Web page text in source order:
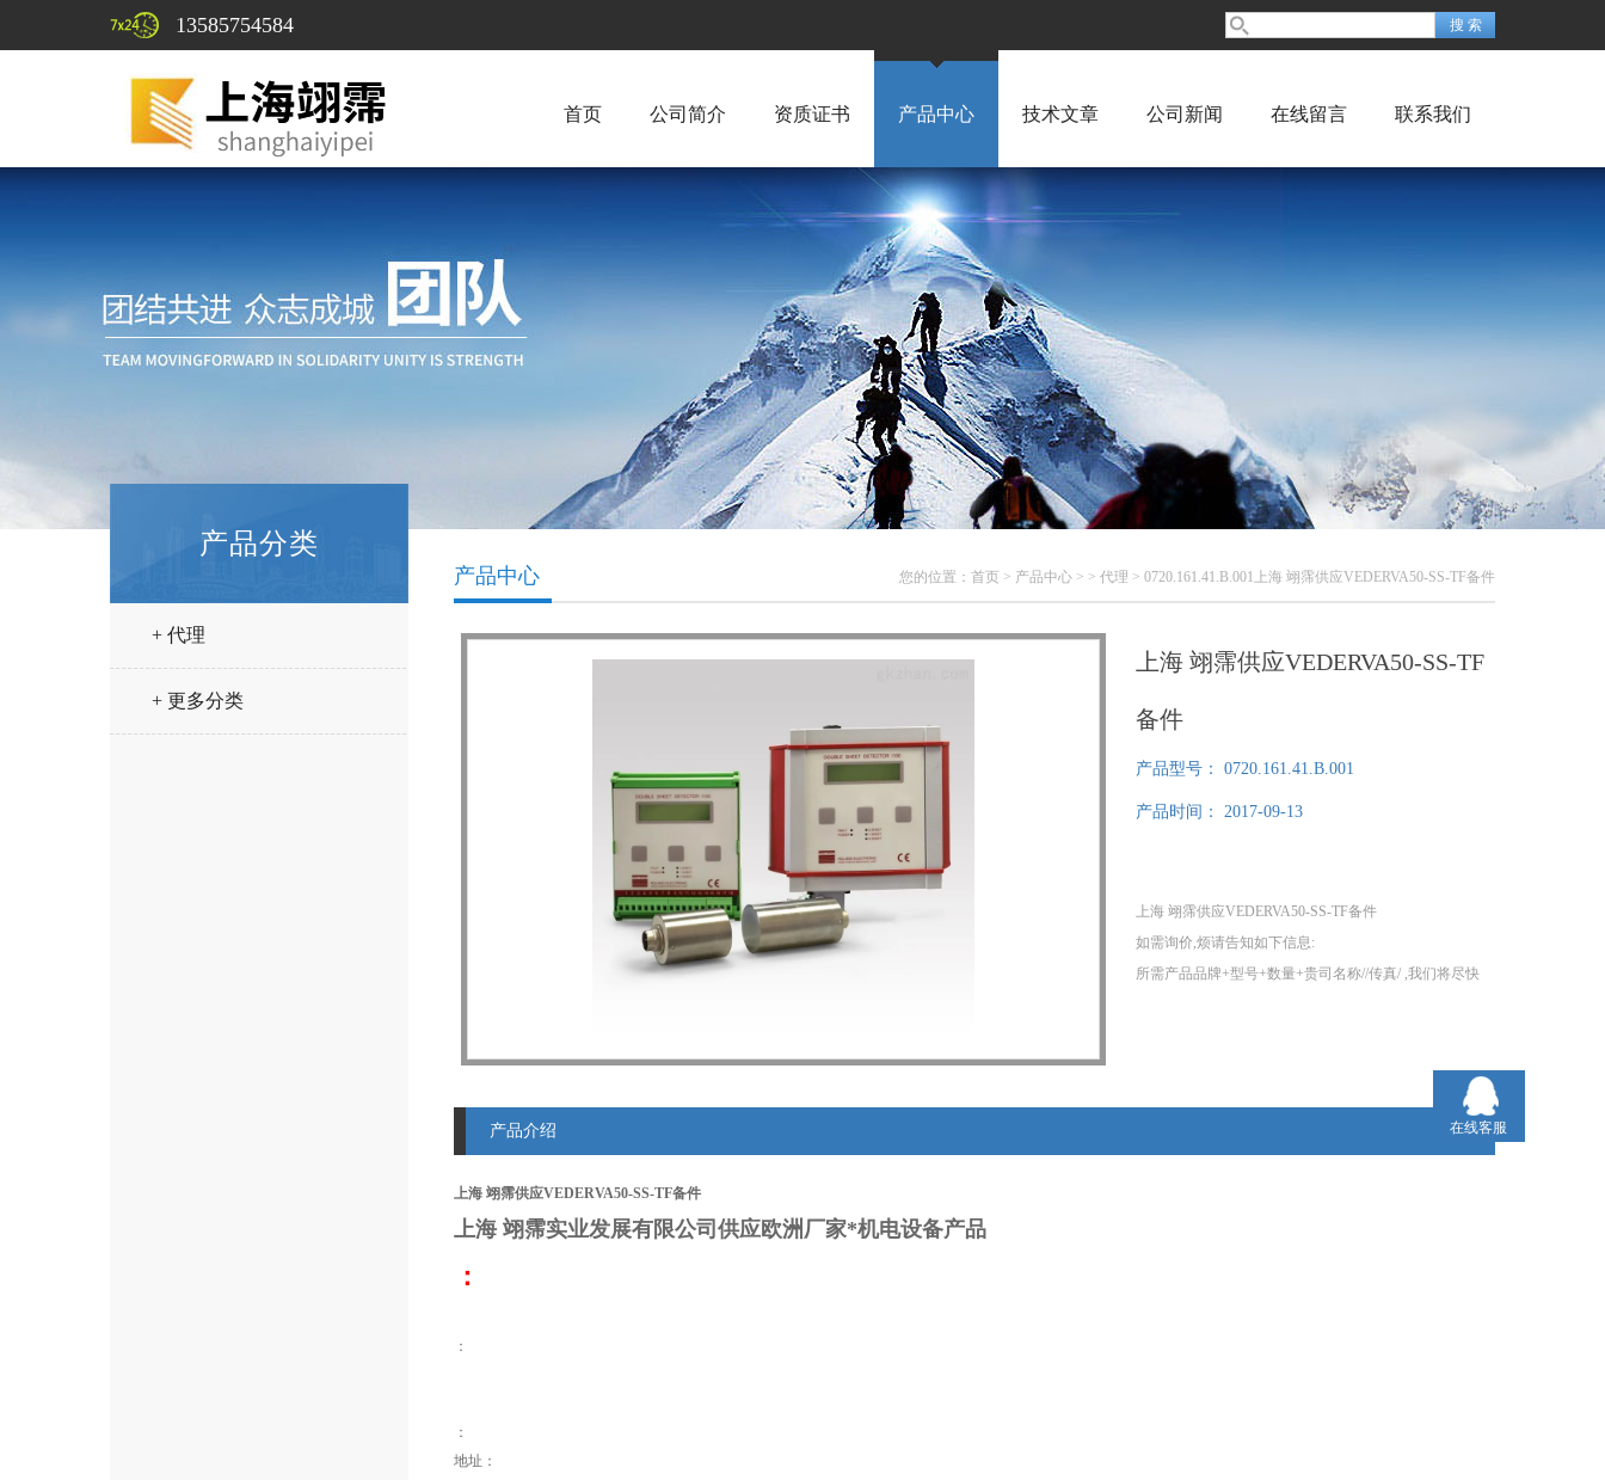
13585754584
首页 公司简介 资质证书 产品中心 技术文章 公司新闻 在线留言 联系我们
产品分类
+ 代理
+ 更多分类
您的位置： 首页 > 产品中心 > > 代理 > 0720.161.41.B.001上海 翊霈供应VEDERVA50-SS-TF备件
产品中心
上海 翊霈供应VEDERVA50-SS-TF
备件
产品型号： 0720.161.41.B.001
产品时间： 2017-09-13
上海 翊霈供应VEDERVA50-SS-TF备件
如需询价,烦请告知如下信息:
所需产品品牌+型号+数量+贵司名称//传真/ ,我们将尽快
3、只要是欧盟国家的产品，我们可以为您询价并采购！
产品介绍
上海 翊霈供应VEDERVA50-SS-TF备件
上海 翊霈实业发展有限公司供应欧洲厂家*机电设备产品
：
：
：
地址：
在线客服